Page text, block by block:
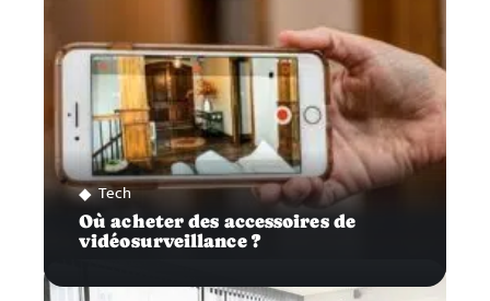
Tech
Où acheter des accessoires de
vidéosurveillance ?